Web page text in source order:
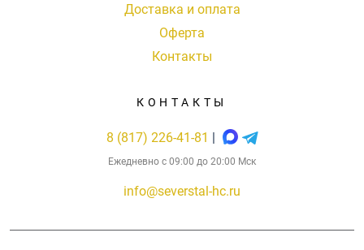
Доставка и оплата
Оферта
Контакты
КОНТАКТЫ
8 (817) 226-41-81 |
Ежедневно с 09:00 до 20:00 Мск
info@severstal-hc.ru